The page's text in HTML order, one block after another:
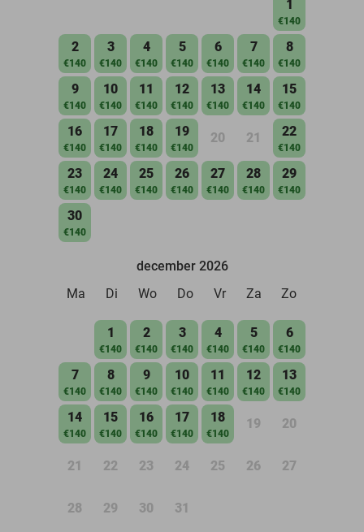
1
€140
2
€140
3
€140
4
€140
5
€140
6
€140
7
€140
8
€140
9
€140
10
€140
11
€140
12
€140
13
€140
14
€140
15
€140
16
€140
17
€140
18
€140
19
€140
20 21 22
€140
23
€140
24
€140
25
€140
26
€140
27
€140
28
€140
29
€140
30
€140
december 2026
Ma
Di Wo Do Vr Za Zo
1
€140
2
€140
3
€140
4
€140
5
€140
6
€140
7
€140
8
€140
9
€140
10
€140
11
€140
12
€140
13
€140
14
€140
15
€140
16
€140
17
€140
18
€140
19 20
21 22 23 24 25 26 27
28 29 30 31